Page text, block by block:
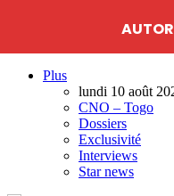
Plus
lundi 10 août
CNO – Togo
Dossiers
Exclusivité
Interviews
Star news